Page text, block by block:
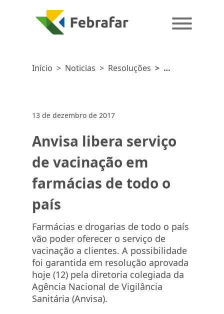
Início > Noticias > Resoluções >
farmácias
de todo o
13 de dezembro de 2017
Anvisa libera serviço
de vacinação em
farmácias de todo o
país
Farmácias e drogarias de todo o país
vão poder oferecer o serviço de
vacinação a clientes. A possibilidade
foi garantida em resolução aprovada
hoje (12) pela diretoria colegiada da
Agência Nacional de Vigilância
Sanitária (Anvisa).